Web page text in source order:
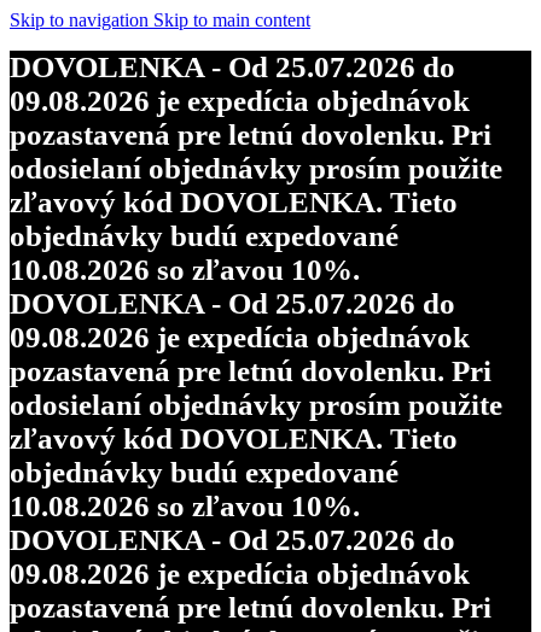
Skip to navigation Skip to main content
DOVOLENKA - Od 25.07.2026 do
09.08.2026 je expedícia objednávok
pozastavená pre letnú dovolenku. Pri
odosielaní objednávky prosím použite
zľavový kód DOVOLENKA. Tieto
objednávky budú expedované
10.08.2026 so zľavou 10%.
DOVOLENKA - Od 25.07.2026 do
09.08.2026 je expedícia objednávok
pozastavená pre letnú dovolenku. Pri
odosielaní objednávky prosím použite
zľavový kód DOVOLENKA. Tieto
objednávky budú expedované
10.08.2026 so zľavou 10%.
DOVOLENKA - Od 25.07.2026 do
09.08.2026 je expedícia objednávok
pozastavená pre letnú dovolenku. Pri